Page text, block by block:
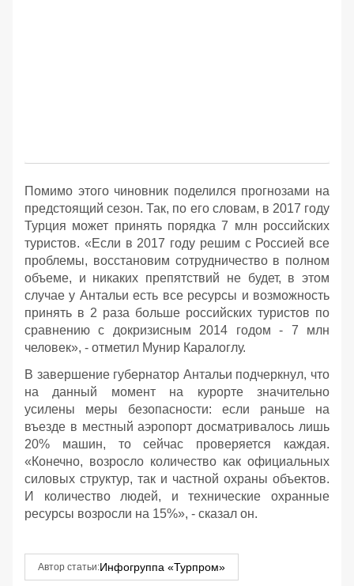
Помимо этого чиновник поделился прогнозами на
предстоящий сезон. Так, по его словам, в 2017 году
Турция может принять порядка 7 млн российских
туристов. «Если в 2017 году решим с Россией все
проблемы, восстановим сотрудничество в полном
объеме, и никаких препятствий не будет, в этом
случае у Антальи есть все ресурсы и возможность
принять в 2 раза больше российских туристов по
сравнению с докризисным 2014 годом - 7 млн
человек», - отметил Мунир Каралоглу.
В завершение губернатор Антальи подчеркнул, что
на данный момент на курорте значительно
усилены меры безопасности: если раньше на
въезде в местный аэропорт досматривалось лишь
20% машин, то сейчас проверяется каждая.
«Конечно, возросло количество как официальных
силовых структур, так и частной охраны объектов.
И количество людей, и технические охранные
ресурсы возросли на 15%», - сказал он.
Автор статьи:Инфогруппа «Турпром»